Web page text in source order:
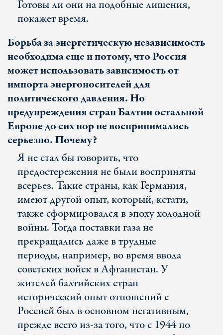
Готовы ли они на подобные лишения,
покажет время.
Борьба за энергетическую независимость
необходима еще и потому, что Россия
может использовать зависимость от
импорта энергоносителей для
политического давления. Но
предупреждения стран Балтии остальной
Европе до сих пор не воспринимались
серьезно. Почему?
Я не стал бы говорить, что
предостережения не были восприняты
всерьез. Такие страны, как Германия,
имеют другой опыт, который, кстати,
также сформировался в эпоху холодной
войны. Тогда поставки газа не
прекращались даже в трудные
периоды, например, во время ввода
советских войск в Афганистан. У
жителей балтийских стран
исторический опыт отношений с
Россией был в основном негативным,
прежде всего из-за того, что с 1944 по